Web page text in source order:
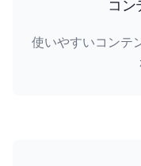
コン
使いやすいコンテ